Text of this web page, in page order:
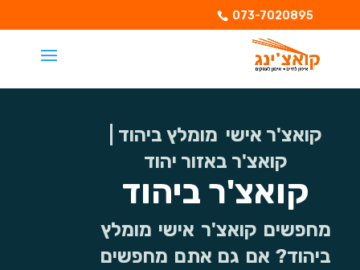
073-7020895
קואצ'ר אישי מומלץ ביהוד |
קואצ'ר באזור יהוד
קואצ'ר ביהוד
מחפשים קואצ'ר אישי מומלץ
ביהוד? אם גם אתם מחפשים